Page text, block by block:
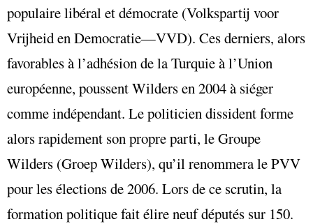
populaire libéral et démocrate (Volkspartij voor
Vrijheid en Democratie—VVD). Ces derniers, alors
favorables à l’adhésion de la Turquie à l’Union
européenne, poussent Wilders en 2004à siéger
comme indépendant. Le politicien dissident forme
alors rapidement son propre parti, le Groupe
Wilders (Groep Wilders), qu’il renommera le PVV
pour les élections de 2006. Lors de ce scrutin, la
formation politique fait élire neuf députés sur 150.